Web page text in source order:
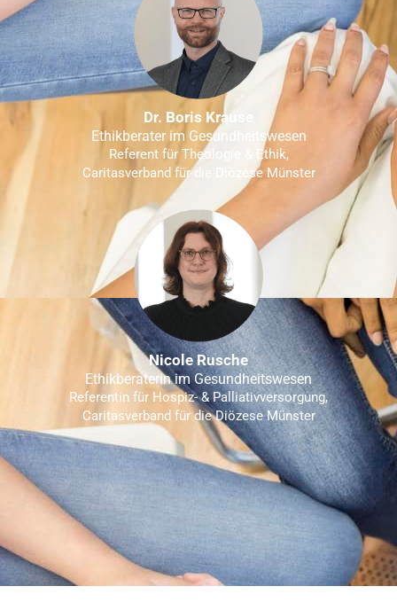
Dr. Boris Krause
Ethikberater im Gesundheitswesen
Referent für Theologie & Ethik,
Caritasverband für die Diözese Münster
Nicole Rusche
Ethikberaterin im Gesundheitswesen
Referentin für Hospiz- & Palliativversorgung,
Caritasverband für die Diözese Münster